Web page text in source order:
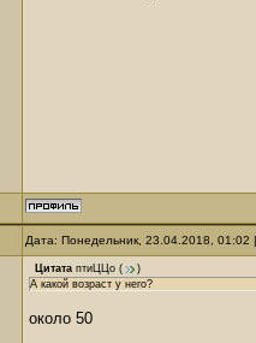
Дата: Понедельник, 23.04.2018,
Цитата птиЦЦо (
)
А какой возраст у него?
около 50